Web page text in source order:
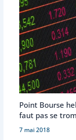
Point Bourse
faut pas se
7 mai 2018